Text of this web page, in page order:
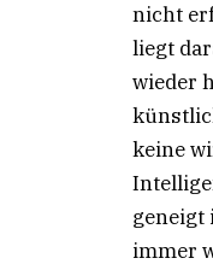
nicht
liegt
wieder
keine
geneigt
immer